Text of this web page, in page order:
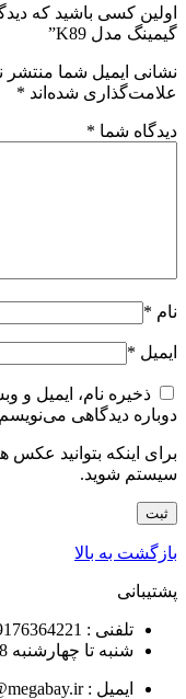
اولین کسی باشید که
گیمینگ مدل K89”
نشانی ایمیل شما منتشر
علامت‌گذاری شده‌اند *
دیدگاه شما *
نام *
ایمیل *
ذخیره نام، ایمیل و
دوباره دیدگاهی
برای اینکه بتوانید عکس
سیستم شوید.
بازگشت به بالا
پشتیبانی
تلفنی : 09176364221
شنبه تا چهارشنبه 8 الی 16:30 - پنجشنبه 8 الی 14
ایمیل : info@megabay.ir